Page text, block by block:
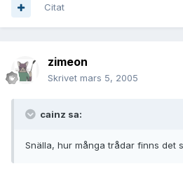
Citat
zimeon
Skrivet mars 5, 2005
cainz sa:
Snälla, hur många trådar finns det